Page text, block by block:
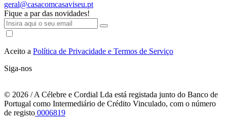
geral@casacomcasaviseu.pt
Fique a par das novidades!
Aceito a Política de Privacidade e Termos de Serviço
Siga-nos
© 2026 / A Célebre e Cordial Lda está registada junto do Banco de
Portugal como Intermediário de Crédito Vinculado, com o número
de registo 0006819